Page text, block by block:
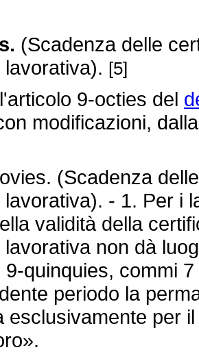
(Scadenza delle
[5]
9-octies del
modificazioni,
(Scadenza
- 1. Per i
validità della
non dà
9-quinquies, commi
periodo la
esclusivamente per